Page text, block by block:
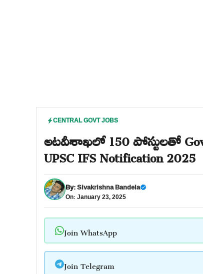
CENTRAL GOVT JOBS
అటవీశాఖలో 150 పోస్టులతో
UPSC IFS Notification 2025
By:Sivakrishna Bandela
On: January 23, 2025
Join WhatsApp
Join Telegram